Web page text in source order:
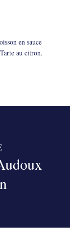
en sauce
au citron.